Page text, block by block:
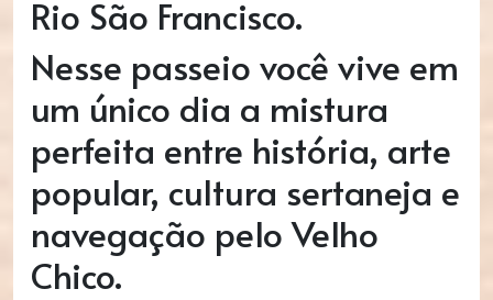
Rio São Francisco.
Nesse passeio você vive em
um único dia a mistura
perfeita entre história, arte
popular, cultura sertaneja e
navegação pelo Velho
Chico.